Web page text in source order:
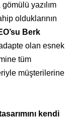
yazılım
olduklarının
Berk
olan esnek
tüm
müşterilerine
kendi